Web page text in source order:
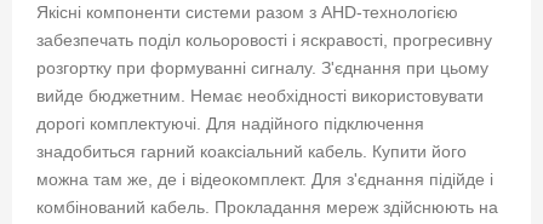
Якісні компоненти системи разом з AHD-технологією
забезпечать поділ кольоровості і яскравості, прогресивну
розгортку при формуванні сигналу. З'єднання при цьому
вийде бюджетним. Немає необхідності використовувати
дорогі комплектуючі. Для надійного підключення
знадобиться гарний коаксіальний кабель. Купити його
можна там же, де і відеокомплект. Для з'єднання підійде і
комбінований кабель. Прокладання мереж здійснюють на